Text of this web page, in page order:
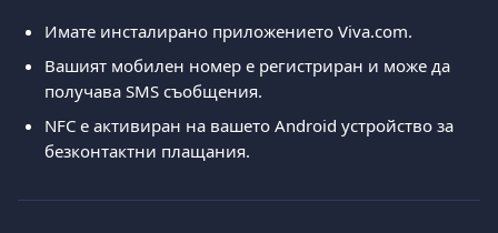
Имате инсталирано приложението Viva.com.
Вашият мобилен номер е регистриран и може да
получава SMS съобщения.
NFC е активиран на вашето Android устройство за
безконтактни плащания.